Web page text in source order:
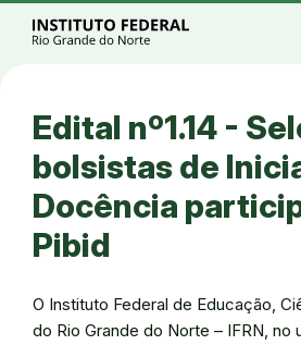
Ir para a página inicial
Ir para a busca
Alto contraste
Login da Área Administrativa
Acessibilidade
Edital nº1.14 -
bolsistas de
Docência
Pibid
O Instituto Federal de Educação,
do Rio Grande do Norte – IFRN, no